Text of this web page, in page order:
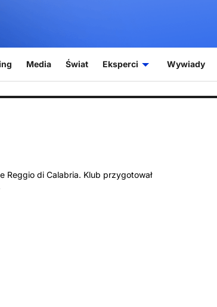
Media Świat Eksperci Wywiady
Reggio di Calabria. Klub przygotował